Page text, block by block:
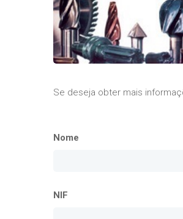
Se deseja obter mais
Nome
NIF